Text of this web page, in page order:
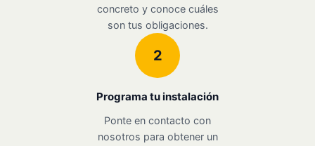
concreto y conoce cuáles
son tus obligaciones.
2
Programa tu instalación
Ponte en contacto con
nosotros para obtener un